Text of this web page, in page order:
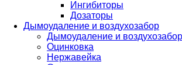
Ингибиторы
Дозаторы
Дымоудаление и воздухозабор
Дымоудаление и воздухозабор
Оцинковка
Нержавейка